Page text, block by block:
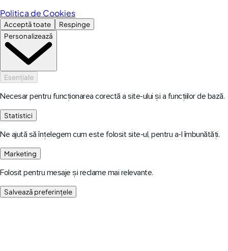
Politica de Cookies
Acceptă toate
Respinge
Personalizează
Esențiale
Necesar pentru funcționarea corectă a site-ului și a funcțiilor de bază.
Statistici
Ne ajută să înțelegem cum este folosit site-ul, pentru a-l îmbunătăți.
Marketing
Folosit pentru mesaje și reclame mai relevante.
Salvează preferințele